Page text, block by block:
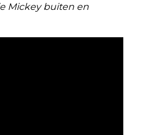
Mickey buiten en